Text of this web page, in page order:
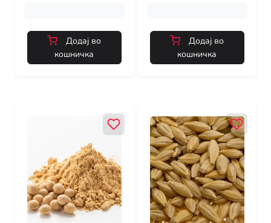
Додај во
кошничка
Додај во
кошничка